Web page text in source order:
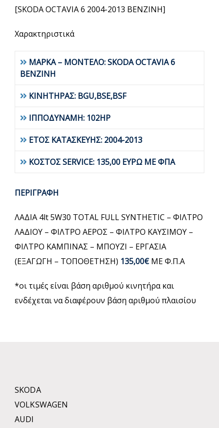
[SKODA OCTAVIA 6 2004-2013 BENZINH]
Χαρακτηριστικά
ΜΑΡΚΑ – ΜΟΝΤΕΛΟ: SKODA OCTAVIA 6
BENZINH
ΚΙΝΗΤΗΡΑΣ: BGU,BSE,BSF
ΙΠΠΟΔΥΝΑΜΗ: 102HP
ΕΤΟΣ ΚΑΤΑΣΚΕΥΗΣ: 2004-2013
ΚΟΣΤΟΣ SERVICE: 135,00 ΕΥΡΩ ΜΕ ΦΠΑ
ΠΕΡΙΓΡΑΦΗ
ΛΑΔΙΑ 4lt 5W30 TOTAL FULL SYNTHETIC – ΦΙΛΤΡΟ
ΛΑΔΙΟΥ – ΦΙΛΤΡΟ ΑΕΡΟΣ – ΦΙΛΤΡΟ ΚΑΥΣΙΜΟΥ –
ΦΙΛΤΡΟ ΚΑΜΠΙΝΑΣ – ΜΠΟΥΖΙ – ΕΡΓΑΣΙΑ
(ΕΞΑΓΩΓΗ – ΤΟΠΟΘΕΤΗΣΗ) 135,00€ ΜΕ Φ.Π.Α
*οι τιμές είναι βάση αριθμού κινητήρα και
ενδέχεται να διαφέρουν βάση αριθμού πλαισίου
SKODA
VOLKSWAGEN
AUDI